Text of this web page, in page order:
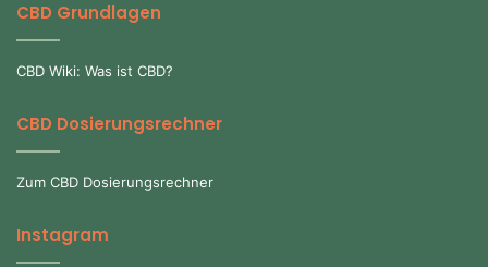
CBD Grundlagen
CBD Wiki: Was ist CBD?
CBD Dosierungsrechner
Zum CBD Dosierungsrechner
Instagram